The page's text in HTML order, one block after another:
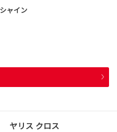
ャイン
ヤリス クロス